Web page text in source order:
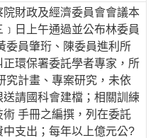
政及經濟委員會會議本
﹞日上午通過並公布林委員
委員肇珩、陳委員進利所
正環保署委託學者專家，所
究計畫、專案研究，未依
送請國科會建檔；相關訓練
術 手冊之編撰，列在委託
中支出；每年以上億元公?